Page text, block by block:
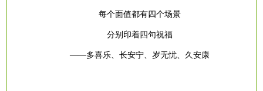
每个面值都有四个场景
分别印着四句祝福
——多喜乐、长安宁、岁无忧、久安康